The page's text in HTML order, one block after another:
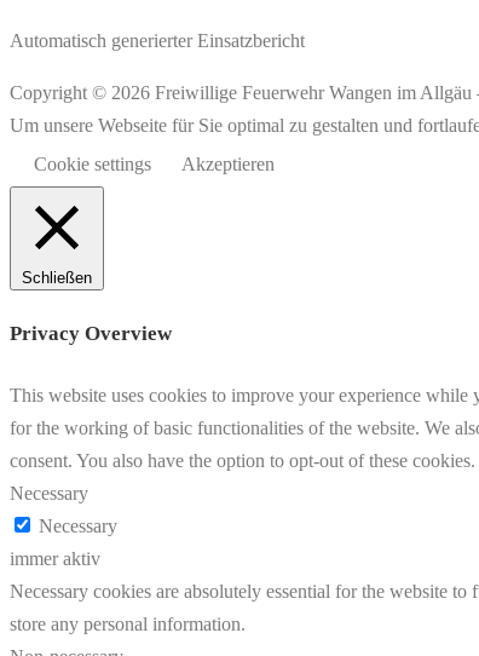
Automatisch generierter Einsatzbericht
Copyright © 2026 Freiwillige Feuerwehr Wangen im Allgäu
Um unsere Webseite für Sie optimal zu gestalten und
Cookie settings
Akzeptieren
Schließen
Privacy Overview
This website uses cookies to improve your experience while
for the working of basic functionalities of the website. We
consent. You also have the option to opt-out of these
Necessary
Necessary
immer aktiv
Necessary cookies are absolutely essential for the website
store any personal information.